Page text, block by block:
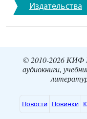
Издательства
© 2010-2026 КИФ
аудиокниги,
Новости Новинки